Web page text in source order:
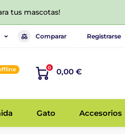
tus mascotas!
Comparar Registrarse
0 0,00 €
Gato Accesorios